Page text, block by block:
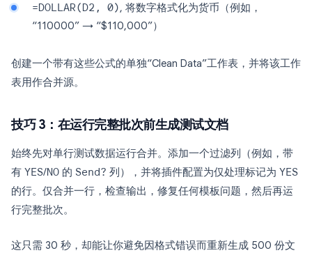
=DOLLAR(D2, 0), 将数字格式化为货币（例如，
“110000” → “$110,000”）
创建一个带有这些公式的单独“Clean Data”工作表，并将该工作
表用作合并源。
技巧 3：在运行完整批次前生成测试文档
始终先对单行测试数据运行合并。添加一个过滤列（例如，带
有 YES/NO 的 Send? 列），并将插件配置为仅处理标记为 YES
的行。仅合并一行，检查输出，修复任何模板问题，然后再运
行完整批次。
这只需 30 秒，却能让你避免因格式错误而重新生成 500 份文